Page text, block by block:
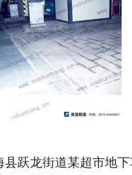
县跃龙街道某超市地下